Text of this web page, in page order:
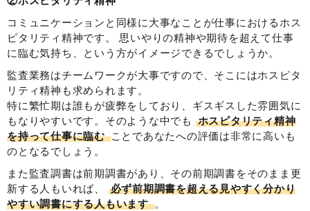
コミュニケーションと同様に大事なことが仕事におけるホス
ピタリティ精神です。 思いやりの精神や期待を超えて仕事
に臨む気持ち、という方がイメージできるでしょうか。
監査業務はチームワークが大事ですので、そこにはホスピタ
リティ精神も求められます。
特に繁忙期は誰もが疲弊をしており、ギスギスした雰囲気に
もなりやすいです。そのような中でも
ホスピタリティ精神
を持って仕事に臨むことであなたへの評価は非常に高いも
のとなるでしょう。
また監査調書は前期調書があり、その前期調書をそのまま更
新する人もいれば、
必ず前期調書を超える見やすく分かり
やすい調書にする人もいます。